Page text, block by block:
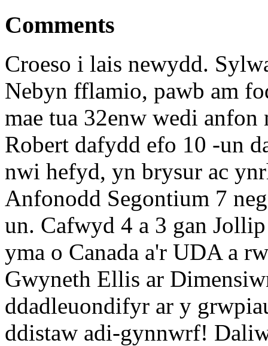
Comments
Croeso i lais newydd.
Nebyn fflamio, pawb am
mae tua 32enw wedi anfon
Robert dafydd efo 10 -un
nwi hefyd, yn brysur ac
Anfonodd Segontium 7
un. Cafwyd 4 a 3 gan
yma o Canada a'r UDA a
Gwyneth Ellis ar
ddadleuondifyr ar y
ddistaw adi-gynnwrf!